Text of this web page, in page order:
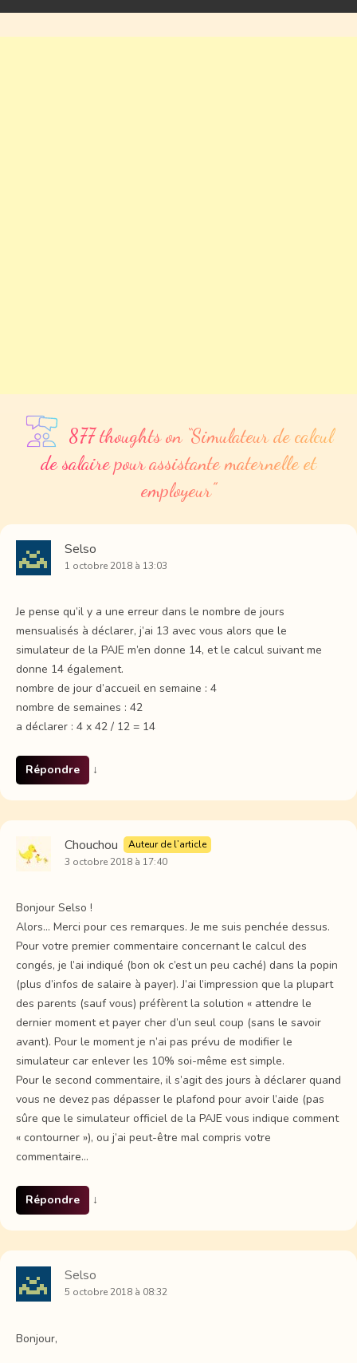
877 thoughts on “Simulateur de calcul
de salaire pour assistante maternelle et
employeur”
Selso
1 octobre 2018 à 13:03
Je pense qu’il y a une erreur dans le nombre de jours
mensualisés à déclarer, j’ai 13 avec vous alors que le
simulateur de la PAJE m’en donne 14, et le calcul suivant me
donne 14 également.
nombre de jour d’accueil en semaine : 4
nombre de semaines : 42
a déclarer : 4 x 42 / 12 = 14
Répondre ↓
Chouchou
Auteur de l’article
3 octobre 2018 à 17:40
Bonjour Selso !
Alors… Merci pour ces remarques. Je me suis penchée dessus.
Pour votre premier commentaire concernant le calcul des
congés, je l’ai indiqué (bon ok c’est un peu caché) dans la popin
(plus d’infos de salaire à payer). J’ai l’impression que la plupart
des parents (sauf vous) préfèrent la solution « attendre le
dernier moment et payer cher d’un seul coup (sans le savoir
avant). Pour le moment je n’ai pas prévu de modifier le
simulateur car enlever les 10% soi-même est simple.
Pour le second commentaire, il s’agit des jours à déclarer quand
vous ne devez pas dépasser le plafond pour avoir l’aide (pas
sûre que le simulateur officiel de la PAJE vous indique comment
« contourner »), ou j’ai peut-être mal compris votre
commentaire…
Répondre ↓
Selso
5 octobre 2018 à 08:32
Bonjour,